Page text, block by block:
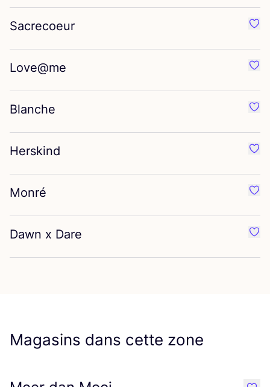
Sacrecoeur
Love@me
Blanche
Herskind
Monré
Dawn x Dare
Magasins dans cette zone